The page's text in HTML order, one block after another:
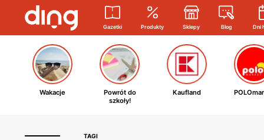
Gazetki Produkty Sklepy Blog Dni
Wakacje
Powrót do
szkoły!
Kaufland
TAGI